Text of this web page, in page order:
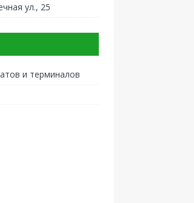
ул., 25
и терминалов